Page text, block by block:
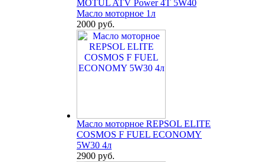
MOTUL ATV Power 4T 5W40
Масло моторное 1л
2000 руб.
Масло моторное REPSOL ELITE
COSMOS F FUEL ECONOMY
5W30 4л
2900 руб.